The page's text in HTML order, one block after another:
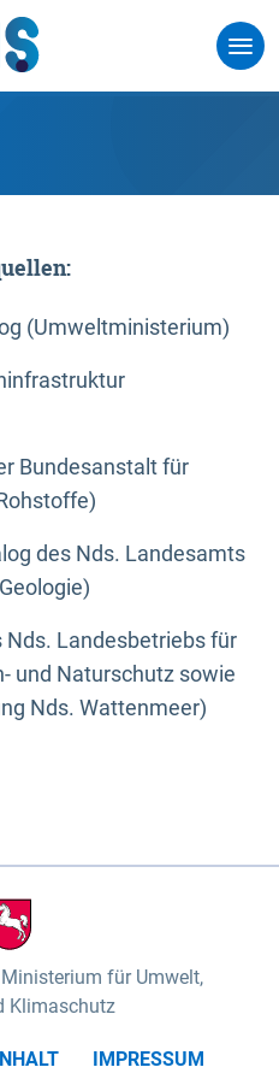
(Umweltministerium)
Bundesanstalt für
des Nds. Landesamts
Nds. Landesbetriebs für
und Naturschutz sowie
Nds. Wattenmeer)
für Umwelt,
Klimaschutz
IMPRESSUM